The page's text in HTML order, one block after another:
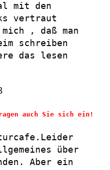
mit den
vertraut
, daß man
schreiben
das lesen
auch Sie sich ein!
über
Aber ein